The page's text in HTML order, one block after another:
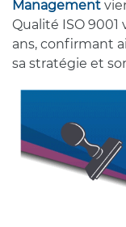
Management
Qualité ISO 9001
ans, confirmant
sa stratégie et